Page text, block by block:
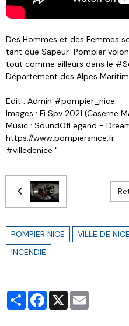
Des Hommes et des Femmes
tant que Sapeur-Pompier
tout comme ailleurs dans le
Département des Alpes
Edit : Admin #pompier_nice
Images : Fi Spv 2021 (Caserne
Music : SoundOfLegend -
https://www.pompiersnice.fr
#villedenice "
POMPIER NICE VILLE DE NICE
INCENDIE
PartagerFacebook
X